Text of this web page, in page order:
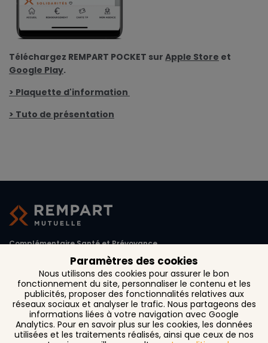
Téléchargez REMPART POCKET sur Apple Store et
Google Play.
> Plaquette d'information
> Tuto de présentation
Complémentaire Santé et Prévoyance
1, rue d'Austerlitz CS 27 261
31072 Toulouse Cedex 6
Paramètres des cookies
Nous utilisons des cookies pour assurer le bon
fonctionnement du site, personnaliser le contenu et les
publicités, proposer des fonctionnalités relatives aux
réseaux sociaux et analyser le trafic. Nous partageons des
informations liées à votre navigation avec Google
Analytics. Pour en savoir plus sur les cookies, les données
utilisées et les traitements réalisés, ainsi que ceux de nos